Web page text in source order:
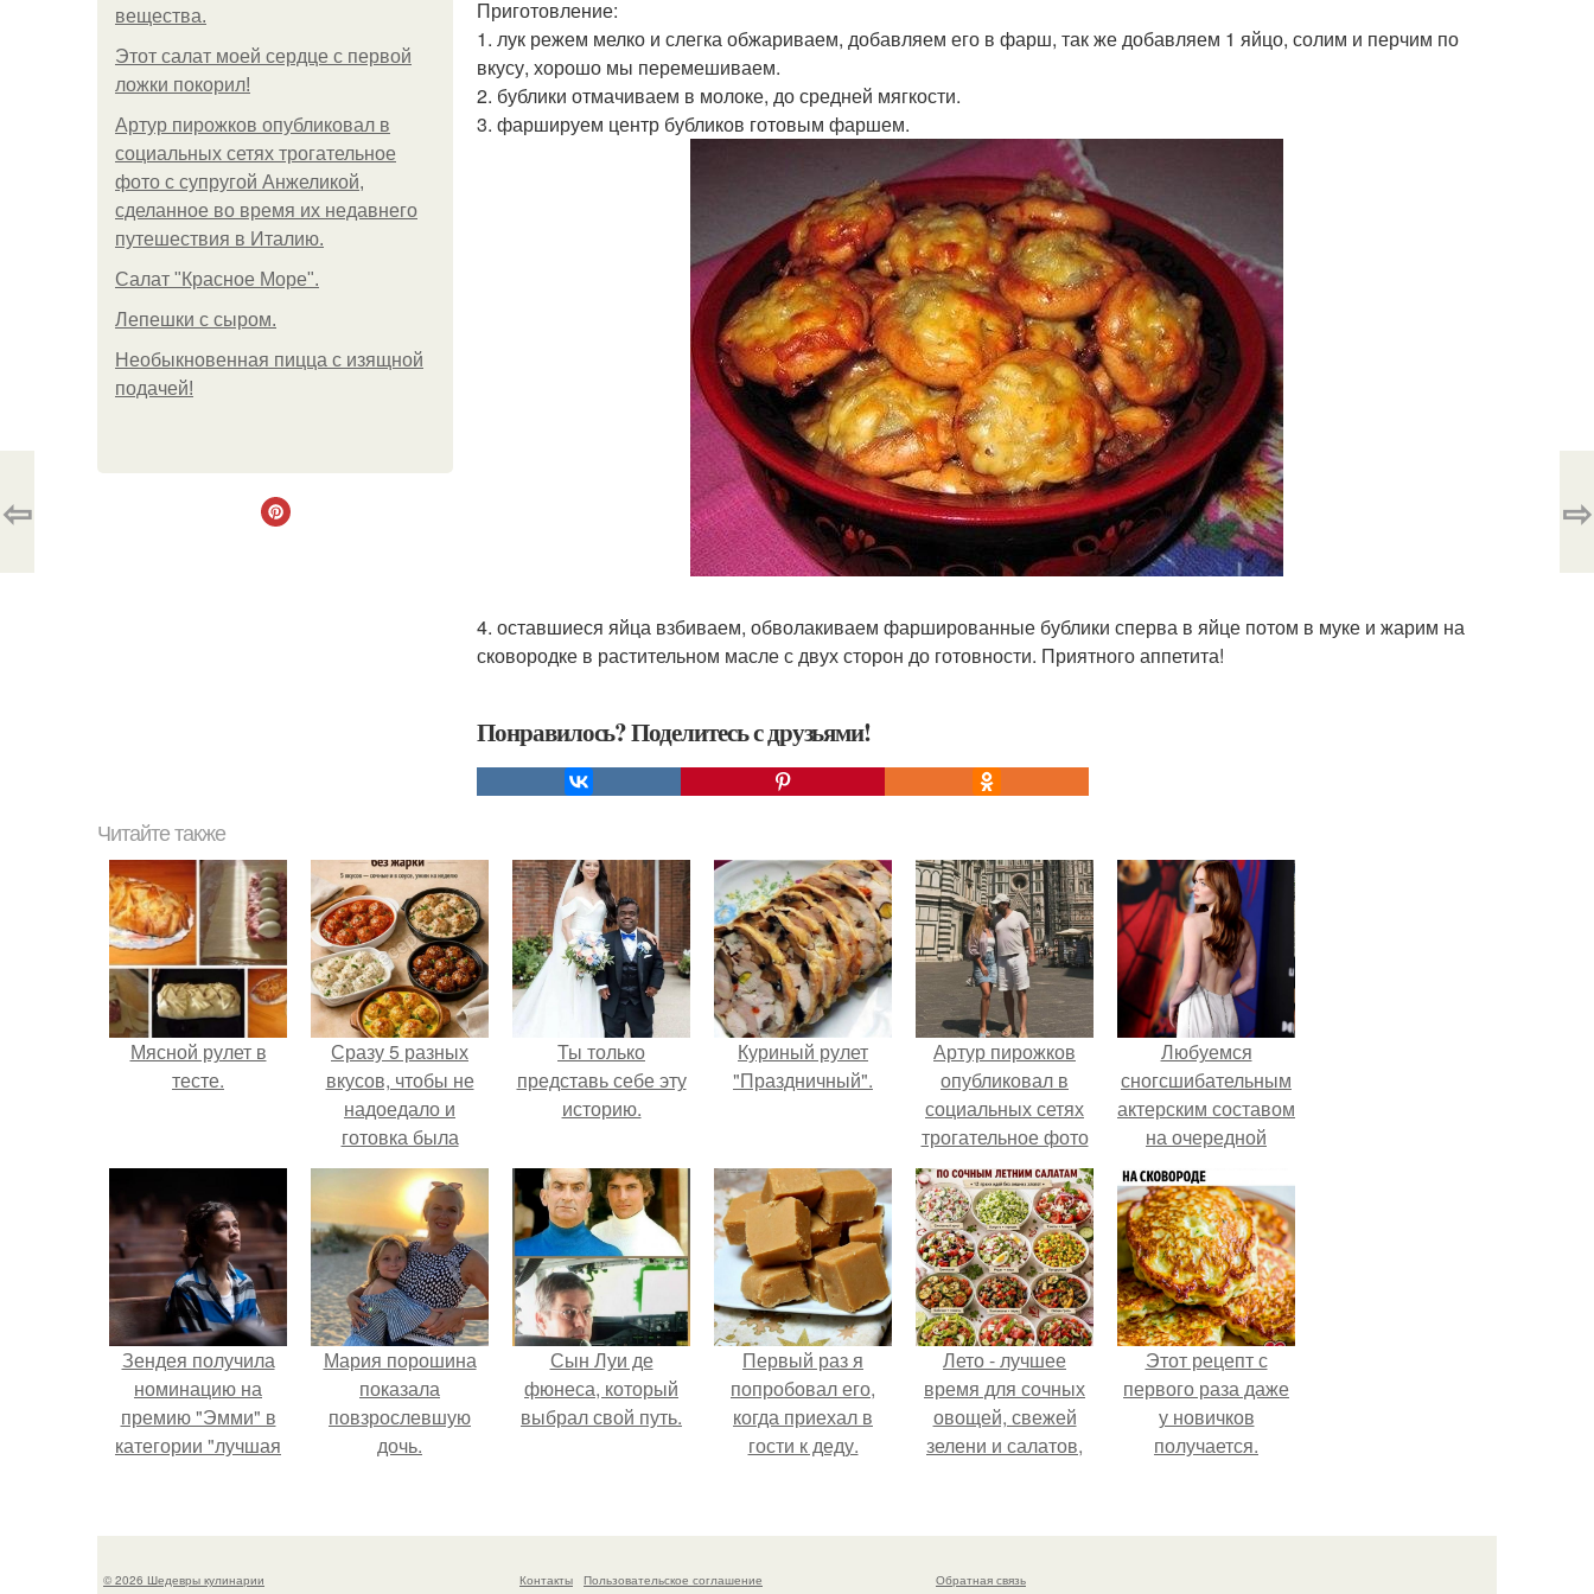
вещества.
Этот салат моей сердце с первой
ложки покорил!
Артур пирожков опубликовал в
социальных сетях трогательное
фото с супругой Анжеликой,
сделанное во время их недавнего
путешествия в Италию.
Салат "Красное Море".
Лепешки с сыром.
Необыкновенная пицца с изящной
подачей!
Приготовление:
1. лук режем мелко и слегка обжариваем, добавляем его в фарш, так же добавляем 1 яйцо, солим и перчим по
вкусу, хорошо мы перемешиваем.
2. бублики отмачиваем в молоке, до средней мягкости.
3. фаршируем центр бубликов готовым фаршем.
4. оставшиеся яйца взбиваем, обволакиваем фаршированные бублики сперва в яйце потом в муке и жарим на
сковородке в растительном масле с двух сторон до готовности. Приятного аппетита!
Понравилось? Поделитесь с друзьями!
⇦ ⇨
Читайте также
Мясной рулет в
тесте.
Сразу 5 разных
вкусов, чтобы не
надоедало и
готовка была
проще.
Ты только
представь себе эту
историю.
Куриный рулет
"Праздничный".
Артур пирожков
опубликовал в
социальных сетях
трогательное фото
с супругой
Анжеликой,
сделанное во
время их недавнего
путешествия в
Италию.
Любуемся
сногсшибательным
актерским составом
на очередной
премьере нового
человека - паука.
Зендея получила
номинацию на
премию "Эмми" в
категории "лучшая
сериале" за третий
Мария порошина
показала
повзрослевшую
дочь.
Сын Луи де
фюнеса, который
выбрал свой путь.
Первый раз я
попробовал его,
когда приехал в
гости к деду.
Лето - лучшее
время для сочных
овощей, свежей
зелени и салатов,
несколько минут.
Этот рецепт с
первого раза даже
у новичков
получается.
© 2026 Шедевры кулинарии Контакты Пользовательское соглашение Обратная связь